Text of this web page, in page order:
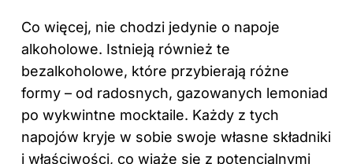
Co więcej, nie chodzi jedynie o napoje
alkoholowe. Istnieją również te
bezalkoholowe, które przybierają różne
formy – od radosnych, gazowanych lemoniad
po wykwintne mocktaile. Każdy z tych
napojów kryje w sobie swoje własne składniki
i właściwości, co wiąże się z potencjalnymi